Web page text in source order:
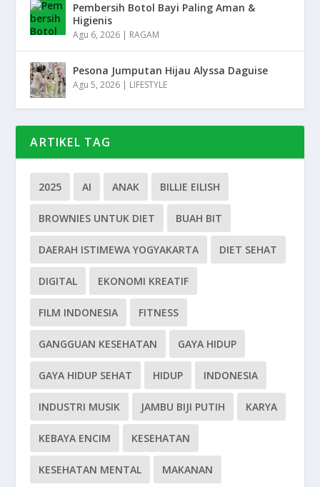
Pembersih Botol Bayi Paling Aman &
Higienis
Agu 6, 2026 | RAGAM
Pesona Jumputan Hijau Alyssa Daguise
Agu 5, 2026 | LIFESTYLE
ARTIKEL TAG
2025 AI ANAK BILLIE EILISH
BROWNIES UNTUK DIET BUAH BIT
DAERAH ISTIMEWA YOGYAKARTA DIET SEHAT
DIGITAL EKONOMI KREATIF
FILM INDONESIA FITNESS
GANGGUAN KESEHATAN GAYA HIDUP
GAYA HIDUP SEHAT HIDUP INDONESIA
INDUSTRI MUSIK JAMBU BIJI PUTIH KARYA
KEBAYA ENCIM KESEHATAN
KESEHATAN MENTAL MAKANAN